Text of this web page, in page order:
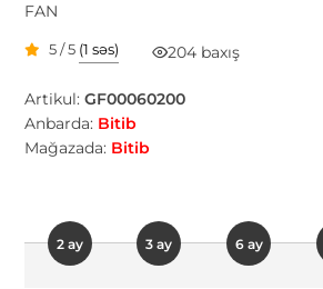
FAN
5 / 5 (1 səs) 204 baxış
Artikul:GF00060200
Anbarda: Bitib
Mağazada: Bitib
2 ay 3 ay 6 ay